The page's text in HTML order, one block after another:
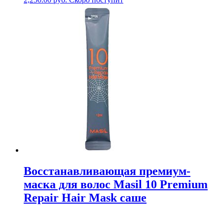
Восстанавливающая премиум-
маска для волос Masil 10 Premium
Repair Hair Mask саше